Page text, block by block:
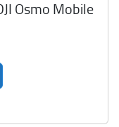
Osmo Mobile